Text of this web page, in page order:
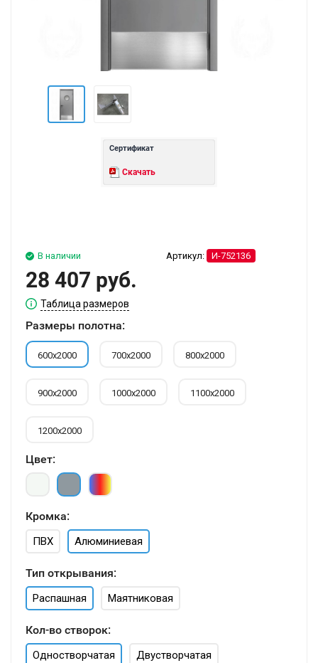
Сертификат
Скачать
Артикул: И-752136
В наличии
28 407 руб.
Таблица размеров
Размеры полотна:
600х2000 700х2000 800х2000
900х2000 1000х2000 1100х2000
1200х2000
Цвет:
Кромка:
ПВХ Алюминиевая
Тип открывания:
Распашная Маятниковая
Кол-во створок:
Одностворчатая Двустворчатая